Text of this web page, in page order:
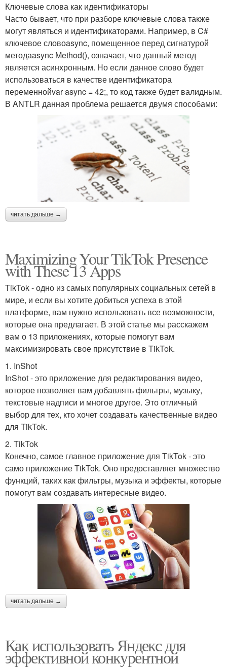
Ключевые слова как идентификаторы
Часто бывает, что при разборе ключевые слова также
могут являться и идентификаторами. Например, в C#
ключевое словоasync, помещенное перед сигнатурой
методаasync Method(), означает, что данный метод
является асинхронным. Но если данное слово будет
использоваться в качестве идентификатора
переменнойvar async = 42;, то код также будет валидным.
В ANTLR данная проблема решается двумя способами:
читать дальше →
Maximizing Your TikTok Presence
with These 13 Apps
TikTok - одно из самых популярных социальных сетей в
мире, и если вы хотите добиться успеха в этой
платформе, вам нужно использовать все возможности,
которые она предлагает. В этой статье мы расскажем
вам о 13 приложениях, которые помогут вам
максимизировать свое присутствие в TikTok.
1. InShot
InShot - это приложение для редактирования видео,
которое позволяет вам добавлять фильтры, музыку,
текстовые надписи и многое другое. Это отличный
выбор для тех, кто хочет создавать качественные видео
для TikTok.
2. TikTok
Конечно, самое главное приложение для TikTok - это
само приложение TikTok. Оно предоставляет множество
функций, таких как фильтры, музыка и эффекты, которые
помогут вам создавать интересные видео.
читать дальше →
Как использовать Яндекс для
эффективной конкурентной